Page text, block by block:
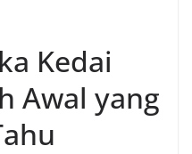
Kedai
Awal yang